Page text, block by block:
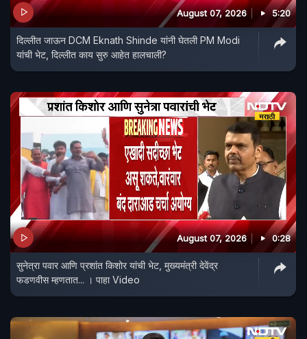
August 07, 2026 5:20
दिल्लीत जाऊन DCM Eknath Shinde यांनी घेतली PM Modi
यांची भेट, दिल्लीत काय सुरु आहेत हालचाली?
August 07, 2026 0:28
सुनेत्रा पवार आणि प्रशांत किशोर यांची भेट, मुख्यमंत्री देवेंद्र
फडणवीस म्हणतात... । पाहा Video